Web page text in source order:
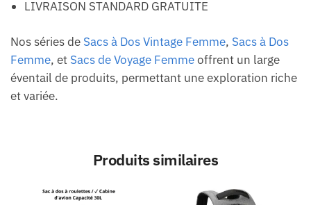
LIVRAISON STANDARD GRATUITE
Nos séries de Sacs à Dos Vintage Femme, Sacs à Dos
Femme, et Sacs de Voyage Femmeoffrent un large
éventail de produits, permettant une exploration riche
et variée.
Produits similaires